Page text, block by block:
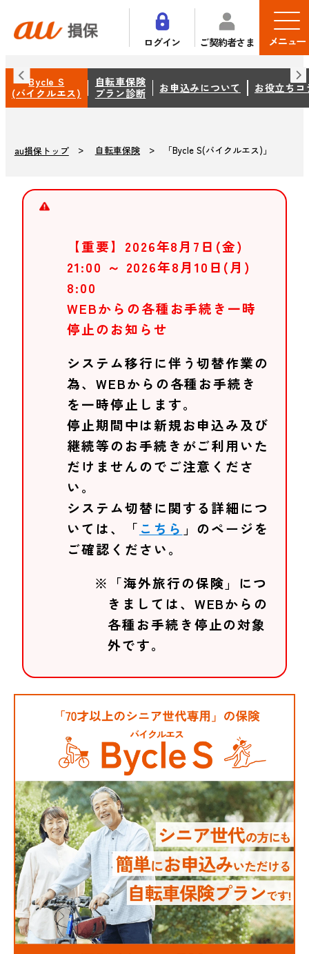
ログイン ご契約者さま メニュー
Bycle S
(バイクルエス)
自転車保険
プラン診断
お申込みについて お役立ちコ
au損保トップ 自転車保険 「Bycle S(バイクルエス)」
【重要】2026年8月7日(金)
21:00 ～ 2026年8月10日(月)
8:00
WEBからの各種お手続き一時
停止のお知らせ
システム移行に伴う切替作業の
為、WEBからの各種お手続き
を一時停止します。
停止期間中は新規お申込み及び
継続等のお手続きがご利用いた
だけませんのでご注意くださ
い。
システム切替に関する詳細につ
いては、「 こちら 」のページを
ご確認ください。
※「海外旅行の保険」につ
きましては、WEBからの
各種お手続き停止の対象
外です。